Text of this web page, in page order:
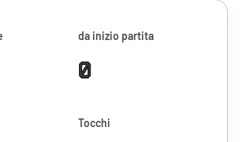
da inizio partita
0
Tocchi